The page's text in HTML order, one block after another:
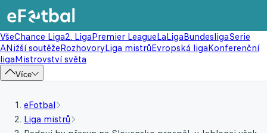
VšeChance Liga2. LigaPremier LeagueLaLigaBundesligaSerie
ANižší soutěžeRozhovoryLiga mistrůEvropská ligaKonferenční
ligaMistrovství světa
Více
eFotbal
Liga mistrů